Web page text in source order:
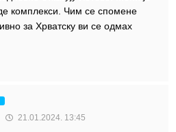
комплекси. Чим се спомене
за Хрватску ви се одмах
21.01.2024. 13:45